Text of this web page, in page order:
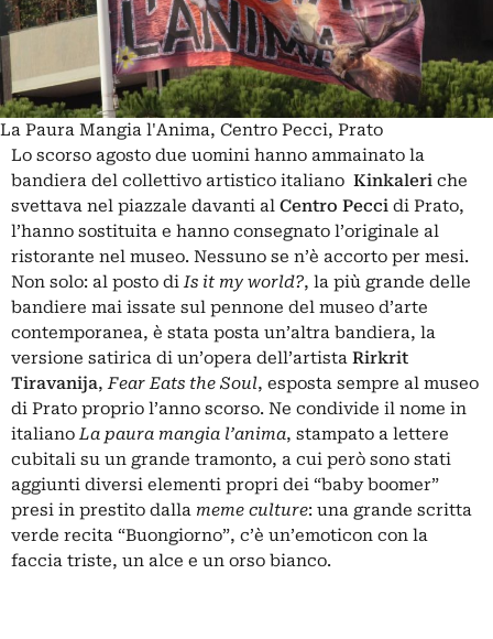
La Paura Mangia l'Anima, Centro Pecci, Prato
Lo scorso agosto due uomini hanno ammainato la
bandiera del collettivo artistico italiano Kinkaleri che
svettava nel piazzale davanti al Centro Pecci di Prato,
l’hanno sostituita e hanno consegnato l’originale al
ristorante nel museo. Nessuno se n’è accorto per mesi.
Non solo: al posto diIs it my world?, la più grande delle
bandiere mai issate sul pennone del museo d’arte
contemporanea, è stata posta un’altra bandiera, la
versione satirica di un’opera dell’artista Rirkrit
Tiravanija,Fear Eats the Soul, esposta sempre al museo
di Prato proprio l’anno scorso. Ne condivide il nome in
italianoLa paura mangia l’anima, stampato a lettere
cubitali su un grande tramonto, a cui però sono stati
aggiunti diversi elementi propri dei “baby boomer”
presi in prestito dalla meme culture: una grande scritta
verde recita “Buongiorno”, c’è un’emoticon con la
faccia triste, un alce e un orso bianco.